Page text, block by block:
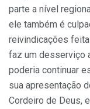
parte a nível
ele também é
reivindicações
faz um desserviço
poderia continuar
sua apresentação
Cordeiro de Deus,